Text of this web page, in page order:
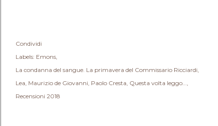
Condividi
Labels: Emons
La condanna del sangue. La primavera del Commissario Ricciardi
Lea Maurizio de Giovanni Paolo Cresta Questa volta leggo...
Recensioni 2018